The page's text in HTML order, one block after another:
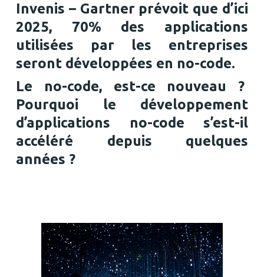
Invenis – Gartner prévoit que d’ici
2025, 70% des applications
utilisées par les entreprises
seront développées en no-code.
Le no-code, est-ce nouveau ?
Pourquoi le développement
d’applications no-code s’est-il
accéléré depuis quelques
années ?